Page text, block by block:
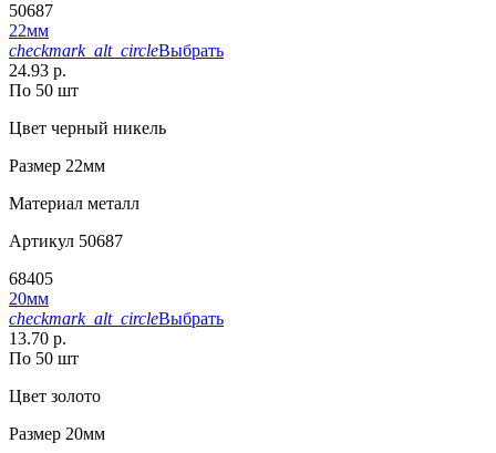
50687
22мм
checkmark_alt_circleВыбрать
24.93 р.
По 50 шт
Цвет черный никель
Размер 22мм
Материал металл
Артикул 50687
68405
20мм
checkmark_alt_circleВыбрать
13.70 р.
По 50 шт
Цвет золото
Размер 20мм